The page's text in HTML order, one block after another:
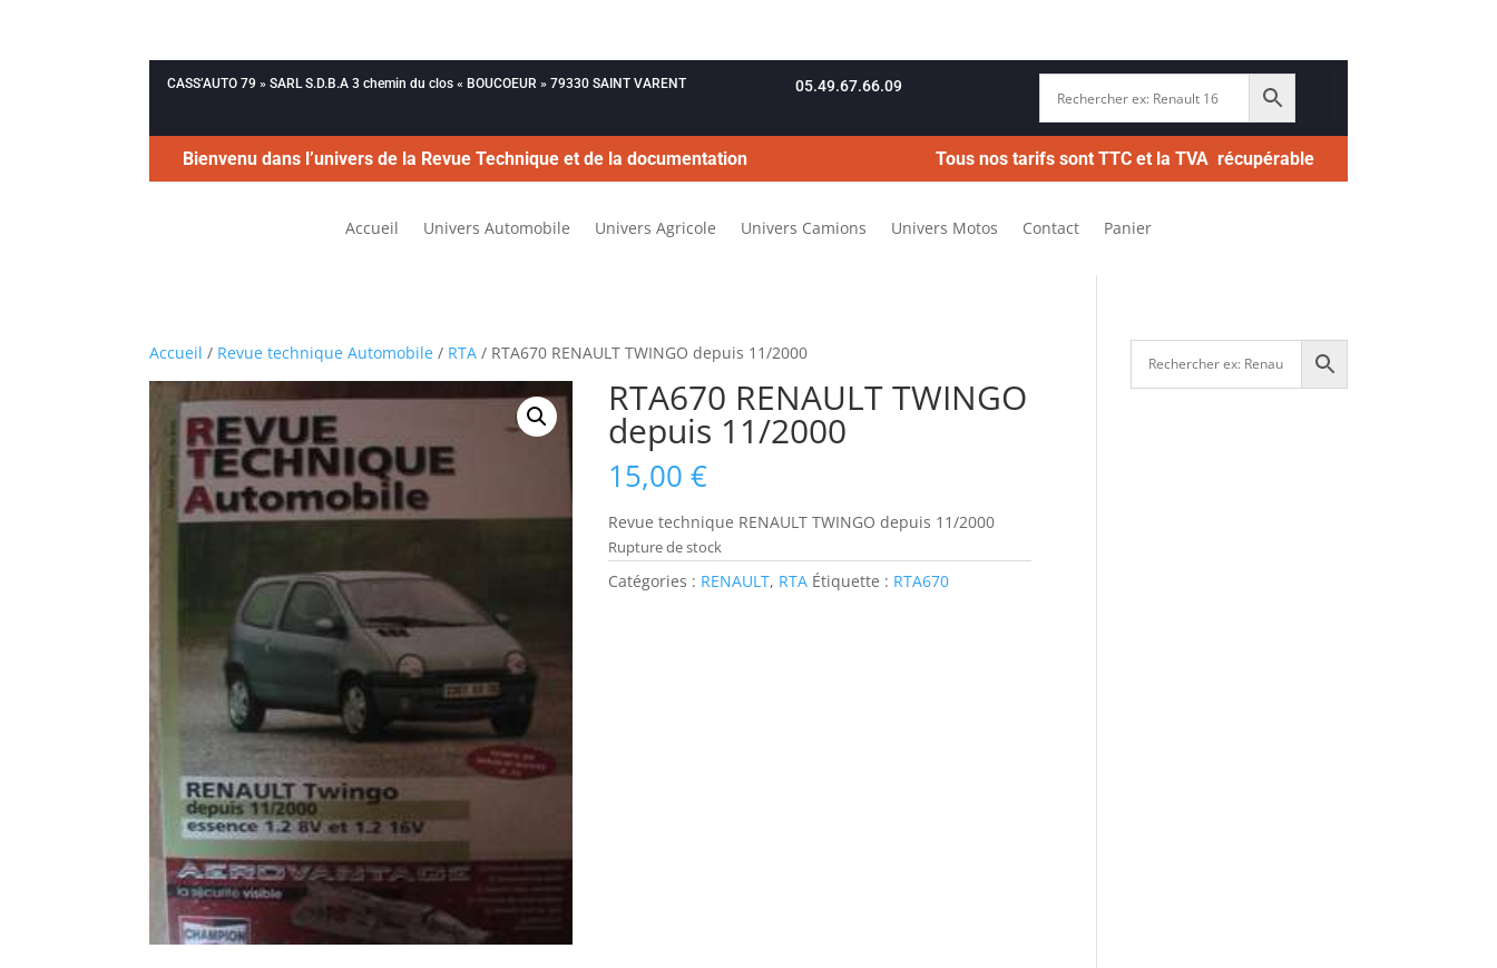
CASS’AUTO 79 » SARL S.D.B.A 3 chemin du clos « BOUCOEUR » 79330 SAINT VARENT 05.49.67.66.09
Bienvenu dans l’univers de la Revue Technique et de la documentation Tous nos tarifs sont TTC et la TVA récupérable
Accueil Univers Automobile Univers Agricole Univers Camions Univers Motos Contact Panier
Accueil / Revue technique Automobile / RTA / RTA670 RENAULT TWINGO depuis 11/2000
RTA670 RENAULT TWINGO
depuis 11/2000
15,00€
Revue technique RENAULT TWINGO depuis 11/2000
Rupture de stock
Catégories : RENAULT, RTA Étiquette : RTA670